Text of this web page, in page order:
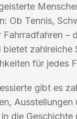
Ob Tennis,
–
bietet zahlreiche
für jedes
gibt es
Ausstellungen
die Geschichte